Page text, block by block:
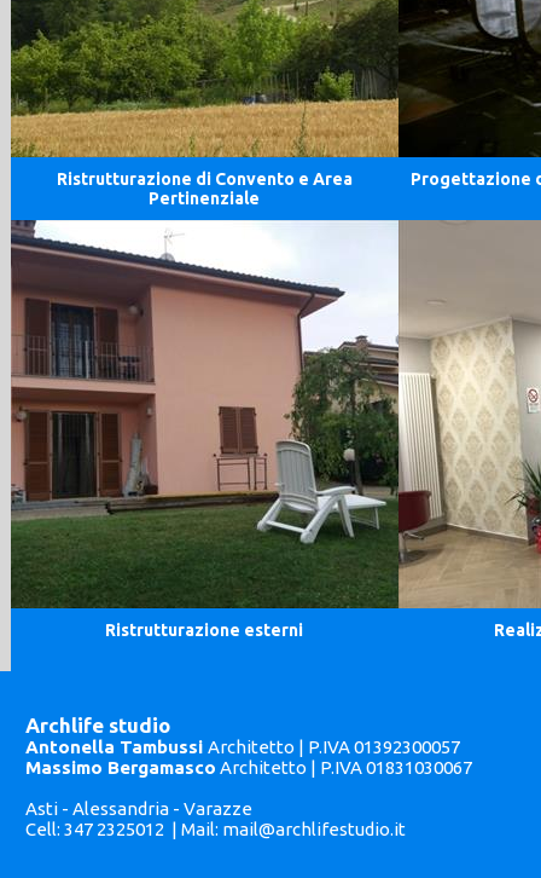
Ristrutturazione di Convento e Area
Pertinenziale
Progettazione
Ristrutturazione esterni
Archlife studio
Antonella Tambussi Architetto | P.IVA 01392300057
Massimo Bergamasco Architetto | P.IVA 01831030067
Asti - Alessandria - Varazze
Cell: 347 2325012 | Mail: mail@archlifestudio.it